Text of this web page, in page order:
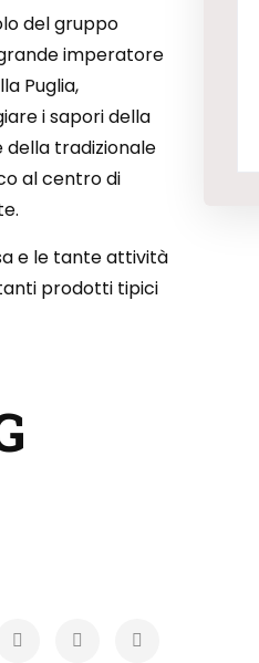
del gruppo
imperatore
Puglia,
i sapori della
della tradizionale
al centro di
e le tante attività
prodotti tipici